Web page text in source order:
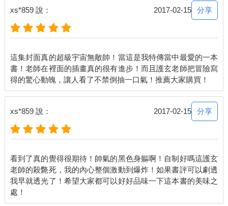
的誤失，這點由我代表在這裡向各位致歉，如果幾位須要我們登
門賠罪，我也會按照你們的要求準備。但因為你們仍有和流寇合
作的嫌疑，在綠海灣的這段期間，如果有任何狀況，也請好好配
合我們。」
「既然你們承認是誤失，那綠海灣在某程度上應該賠償我們的情
報損失吧？我們不需要賠禮，但畢竟我們已經付款給情報商人，
綠海灣的衛兵卻將人嚇跑，這部分應該要有些表示。」
「在提出合理要求之前，你們真的不用先看看同伴有沒有事
嗎？」衛兵用悲憫的眼神往我們後方看。
都忘記學弟了！
我連忙回過頭，看著學弟蜷成一團趴在駱駝背上，淚眼汪汪的眼
睛很無助地盯著我。
「不用了，我們商隊有自己的方法。」要死，真被拖去綠海灣
治，學弟的身分一秒就曝光了。
而且仔細一看，學弟身體底下完全沒有血，也沒有什麼奇怪的液
體，整個人就是捲起來一直抖、抖個沒完，那張很可憐的臉氣色
xs*859 說： 2017-02-15 分享
這集封面真的超級宇宙無敵帥！當這是我特傳當中最愛的一本
書！老師在裡面的插畫真的很有進步！而且護玄老師把冒險寫
xs*859 說： 2017-02-15 分享
看到了真的覺得很期待！帥氣的黑色身軀啊！自制好嗎這護玄
老師的殺斃死，我的內心整個激動到爆炸！如果書評可以劇透
我早就透光了！希望大家都可以好好品味一下這本書的美味之